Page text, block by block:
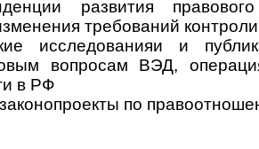
развития
требований
исследованияи и
вопросам ВЭД,
в РФ
по